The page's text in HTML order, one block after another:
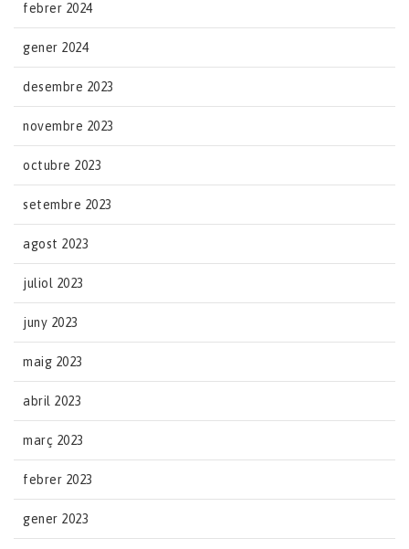
febrer 2024
gener 2024
desembre 2023
novembre 2023
octubre 2023
setembre 2023
agost 2023
juliol 2023
juny 2023
maig 2023
abril 2023
març 2023
febrer 2023
gener 2023